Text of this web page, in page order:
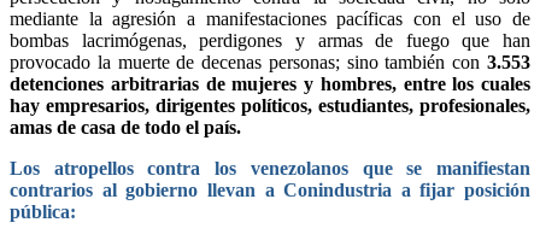
mediante la agresión a manifestaciones pacíficas con el uso de
bombas lacrimógenas, perdigones y armas de fuego que han
provocado la muerte de decenas personas; sino también con 3.553
detenciones arbitrarias de mujeres y hombres, entre los cuales
hay empresarios, dirigentes políticos, estudiantes, profesionales,
amas de casa de todo el país.
Los atropellos contra los venezolanos que se manifiestan
contrarios al gobierno llevan a Conindustria a fijar posición
pública: